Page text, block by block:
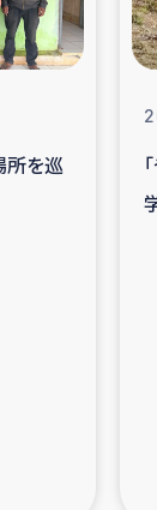
令和6年能
漁民による
レバノ
所を巡